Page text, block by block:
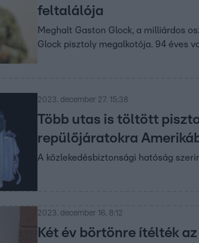
feltalálója
Meghalt Gaston Glock, a milliárdos
Glock pisztoly megalkotója. 94 éves
2023. december 27. 15:38
Több utas is töltött
repülőjáratokra
A közlekedésbiztonsági hatóság
2023. december 16. 8:12
Két év börtönre ítélték